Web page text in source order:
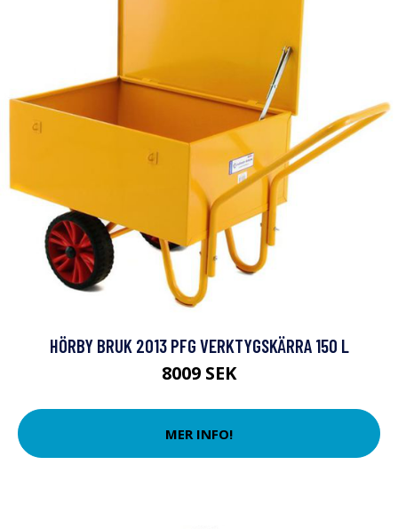
HÖRBY BRUK 2013 PFG VERKTYGSKÄRRA 150 L
8009 SEK
MER INFO!